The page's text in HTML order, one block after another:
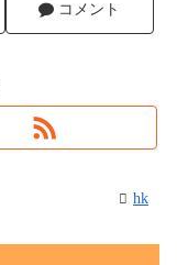
コメント
hk